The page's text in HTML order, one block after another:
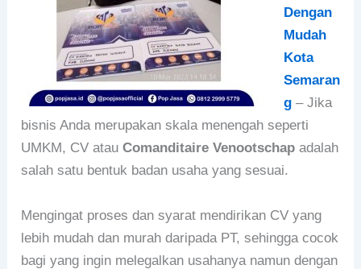
Dengan
Mudah
Kota
Semaran
g– Jika
bisnis Anda merupakan skala menengah seperti
UMKM, CV atau Comanditaire Venootschapadalah
salah satu bentuk badan usaha yang sesuai.
Mengingat proses dan syarat mendirikan CV yang
lebih mudah dan murah daripada PT, sehingga cocok
bagi yang ingin melegalkan usahanya namun dengan